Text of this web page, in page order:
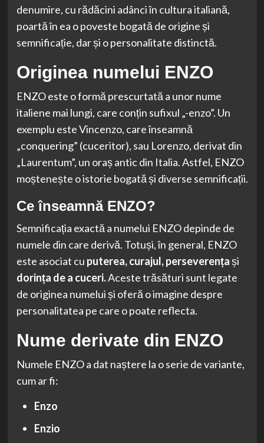
denumire, cu rădăcini adânci în cultura italiană,
poartă în ea o poveste bogată de origine și
semnificație, dar și o personalitate distinctă.
Originea numelui ENZO
ENZO este o formă prescurtată a unor nume
italiene mai lungi, care conțin sufixul „-enzo”. Un
exemplu este Vincenzo, care înseamnă
„conquering” (cuceritor), sau Lorenzo, derivat din
„Laurentum”, un oraș antic din Italia. Astfel, ENZO
moștenește o istorie bogată și diverse semnificații.
Ce înseamnă ENZO?
Semnificația exactă a numelui ENZO depinde de
numele din care derivă. Totuși, în general, ENZO
este asociat cu puterea, curajul, perseverențași
dorința de a cuceri.Aceste trăsături sunt legate
de originea numelui și oferă o imagine despre
personalitatea pe care o poate reflecta.
Nume derivate din ENZO
Numele ENZO a dat naștere la o serie de variante,
cum ar fi:
Enzo
Enzio